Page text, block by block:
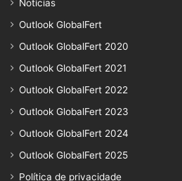
Notícias
Outlook GlobalFert
Outlook GlobalFert 2020
Outlook GlobalFert 2021
Outlook GlobalFert 2022
Outlook GlobalFert 2023
Outlook GlobalFert 2024
Outlook GlobalFert 2025
Política de privacidade